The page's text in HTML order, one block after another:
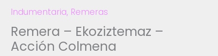
Indumentaria, Remeras
Remera – Ekoziztemaz –
Acción Colmena